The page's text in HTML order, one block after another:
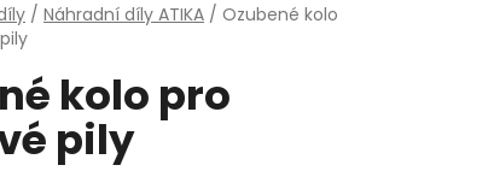
/ Náhradní díly ATIKA / Ozubené kolo
kolo pro
pily